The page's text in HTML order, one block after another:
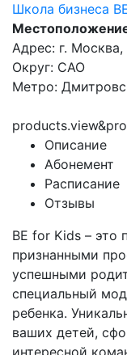
Школа бизнеса
Адрес: г.
Округ: САО
Метро:
Описание
Абонемент
Расписание
Отзывы
BE for Kids – это
признанными
успешными
специальный
ребенка.
ваших детей,
интересной